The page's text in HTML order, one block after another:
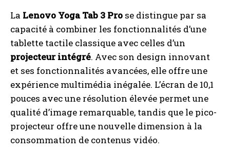
La Lenovo Yoga Tab 3 Pro se distingue par sa
capacité à combiner les fonctionnalités d’une
tablette tactile classique avec celles d’un
projecteur intégré. Avec son design innovant
et ses fonctionnalités avancées, elle offre une
expérience multimédia inégalée. L’écran de 10,1
pouces avec une résolution élevée permet une
qualité d’image remarquable, tandis que le pico-
projecteur offre une nouvelle dimension à la
consommation de contenus vidéo.